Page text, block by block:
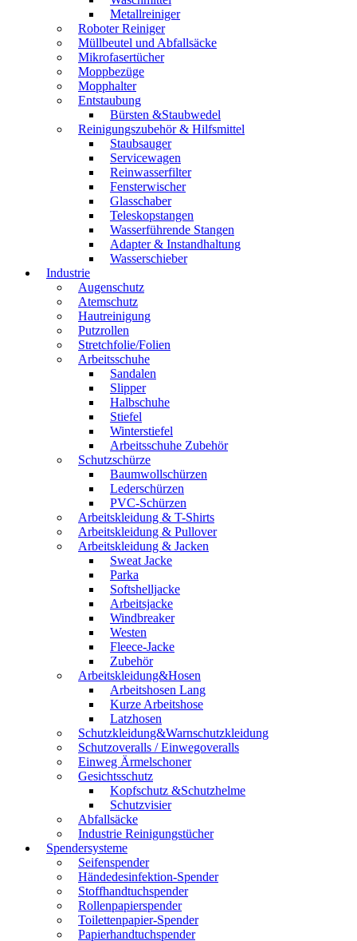
Metallreiniger
Roboter Reiniger
Müllbeutel und Abfallsäcke
Mikrofasertücher
Moppbezüge
Mopphalter
Entstaubung
Bürsten &Staubwedel
Reinigungszubehör & Hilfsmittel
Staubsauger
Servicewagen
Reinwasserfilter
Fensterwischer
Glasschaber
Teleskopstangen
Wasserführende Stangen
Adapter & Instandhaltung
Wasserschieber
Industrie
Augenschutz
Atemschutz
Hautreinigung
Putzrollen
Stretchfolie/Folien
Arbeitsschuhe
Sandalen
Slipper
Halbschuhe
Stiefel
Winterstiefel
Arbeitsschuhe Zubehör
Schutzschürze
Baumwollschürzen
Lederschürzen
PVC-Schürzen
Arbeitskleidung & T-Shirts
Arbeitskleidung & Pullover
Arbeitskleidung & Jacken
Sweat Jacke
Parka
Softshelljacke
Arbeitsjacke
Windbreaker
Westen
Fleece-Jacke
Zubehör
Arbeitskleidung&Hosen
Arbeitshosen Lang
Kurze Arbeitshose
Latzhosen
Schutzkleidung&Warnschutzkleidung
Schutzoveralls / Einwegoveralls
Einweg Ärmelschoner
Gesichtsschutz
Kopfschutz &Schutzhelme
Schutzvisier
Abfallsäcke
Industrie Reinigungstücher
Spendersysteme
Seifenspender
Händedesinfektion-Spender
Stoffhandtuchspender
Rollenpapierspender
Toilettenpapier-Spender
Papierhandtuchspender